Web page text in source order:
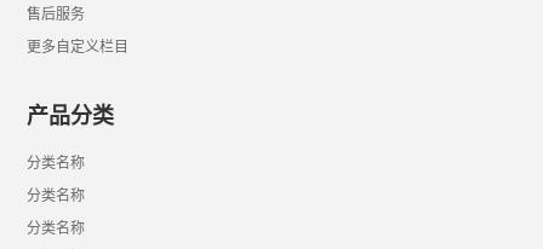
售后服务
更多自定义栏目
产品分类
分类名称
分类名称
分类名称